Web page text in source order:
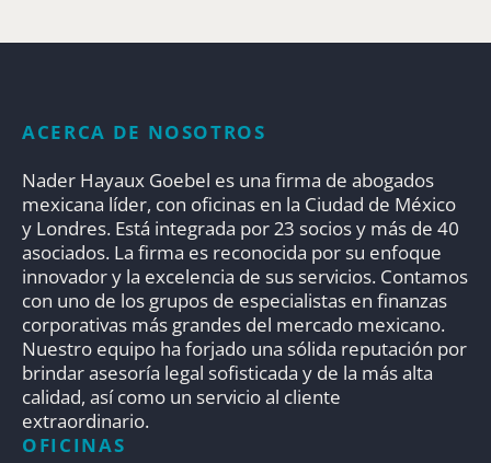
ACERCA DE NOSOTROS
Nader Hayaux Goebel es una firma de abogados
mexicana líder, con oficinas en la Ciudad de México
y Londres. Está integrada por 23 socios y más de 40
asociados. La firma es reconocida por su enfoque
innovador y la excelencia de sus servicios. Contamos
con uno de los grupos de especialistas en finanzas
corporativas más grandes del mercado mexicano.
Nuestro equipo ha forjado una sólida reputación por
brindar asesoría legal sofisticada y de la más alta
calidad, así como un servicio al cliente
extraordinario.
OFICINAS